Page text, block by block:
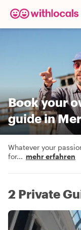
Book your
guide in
Whatever your
for... mehr erfahren
2 Private